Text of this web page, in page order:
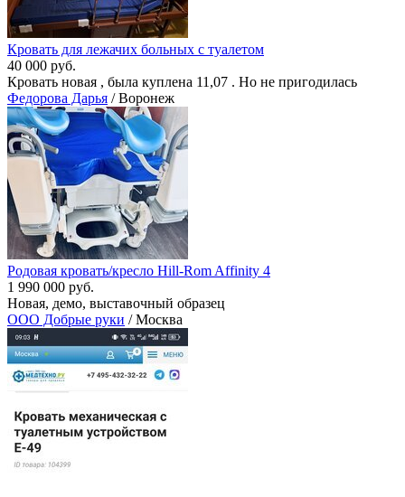
Кровать для лежачих больных с туалетом
40 000 руб.
Кровать новая , была куплена 11,07 . Но не пригодилась
Федорова Дарья / Воронеж
Родовая кровать/кресло Hill-Rom Affinity 4
1 990 000 руб.
Новая, демо, выставочный образец
ООО Добрые руки / Москва